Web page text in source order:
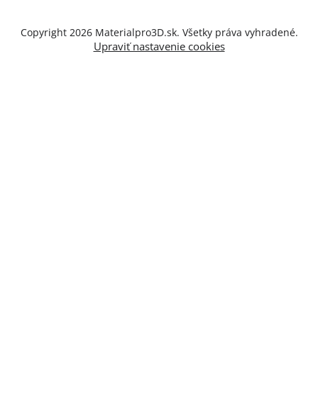
Copyright 2026 Materialpro3D.sk. Všetky práva vyhradené.
Upraviť nastavenie cookies